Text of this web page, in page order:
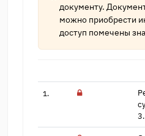
документу.
можно приобрести
доступ помечены
1.